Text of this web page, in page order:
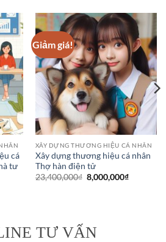
cá
tư
Giảm giá!
XÂY DỰNG THƯƠNG HIỆU CÁ NHÂN
Xây dựng thương hiệu cá nhân
Thợ hàn điện tử
23,400,000₫ Giá
gốc
8,000,000₫Giá
TƯ VẤN